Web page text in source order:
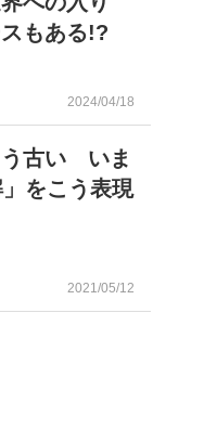
もある!?
2024/04/18
う古い いま
をこう表現
2021/05/12